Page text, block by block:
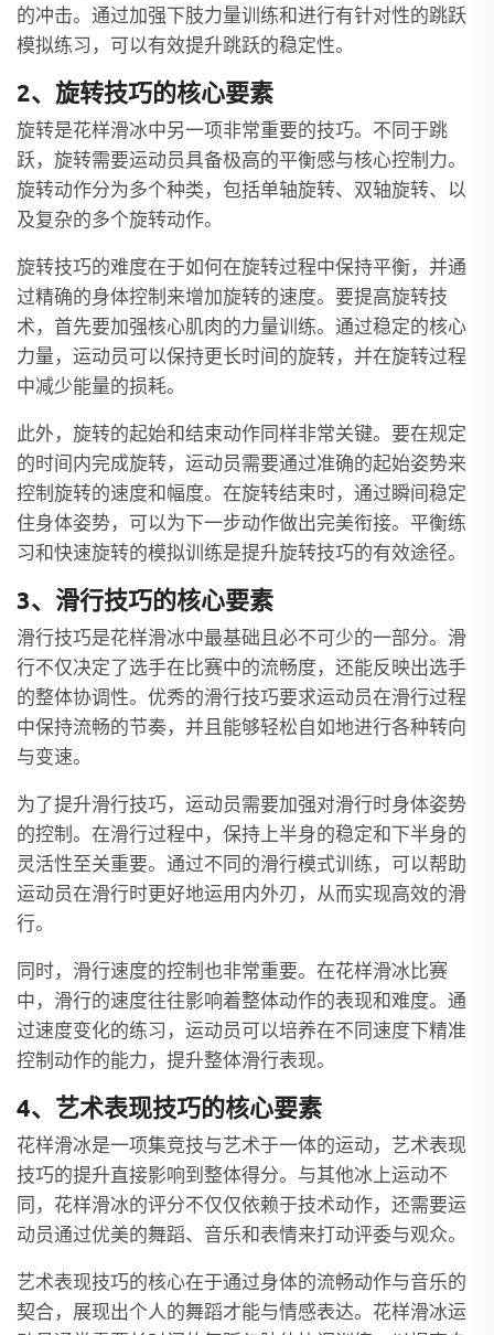
的冲击。通过加强下肢力量训练和进行有针对性的跳跃
模拟练习，可以有效提升跳跃的稳定性。
2、旋转技巧的核心要素
旋转是花样滑冰中另一项非常重要的技巧。不同于跳
跃，旋转需要运动员具备极高的平衡感与核心控制力。
旋转动作分为多个种类，包括单轴旋转、双轴旋转、以
及复杂的多个旋转动作。
旋转技巧的难度在于如何在旋转过程中保持平衡，并通
过精确的身体控制来增加旋转的速度。要提高旋转技
术，首先要加强核心肌肉的力量训练。通过稳定的核心
力量，运动员可以保持更长时间的旋转，并在旋转过程
中减少能量的损耗。
此外，旋转的起始和结束动作同样非常关键。要在规定
的时间内完成旋转，运动员需要通过准确的起始姿势来
控制旋转的速度和幅度。在旋转结束时，通过瞬间稳定
住身体姿势，可以为下一步动作做出完美衔接。平衡练
习和快速旋转的模拟训练是提升旋转技巧的有效途径。
3、滑行技巧的核心要素
滑行技巧是花样滑冰中最基础且必不可少的一部分。滑
行不仅决定了选手在比赛中的流畅度，还能反映出选手
的整体协调性。优秀的滑行技巧要求运动员在滑行过程
中保持流畅的节奏，并且能够轻松自如地进行各种转向
与变速。
为了提升滑行技巧，运动员需要加强对滑行时身体姿势
的控制。在滑行过程中，保持上半身的稳定和下半身的
灵活性至关重要。通过不同的滑行模式训练，可以帮助
运动员在滑行时更好地运用内外刃，从而实现高效的滑
行。
同时，滑行速度的控制也非常重要。在花样滑冰比赛
中，滑行的速度往往影响着整体动作的表现和难度。通
过速度变化的练习，运动员可以培养在不同速度下精准
控制动作的能力，提升整体滑行表现。
4、艺术表现技巧的核心要素
花样滑冰是一项集竞技与艺术于一体的运动，艺术表现
技巧的提升直接影响到整体得分。与其他冰上运动不
同，花样滑冰的评分不仅仅依赖于技术动作，还需要运
动员通过优美的舞蹈、音乐和表情来打动评委与观众。
艺术表现技巧的核心在于通过身体的流畅动作与音乐的
契合，展现出个人的舞蹈才能与情感表达。花样滑冰运